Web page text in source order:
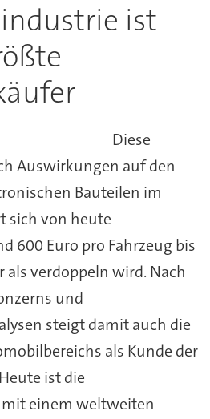
ist
Diese
Auswirkungen auf den
Bauteilen im
sich von heute
600 Euro pro Fahrzeug bis
als verdoppeln wird. Nach
und
steigt damit auch die
als Kunde der
ist die
einem weltweiten